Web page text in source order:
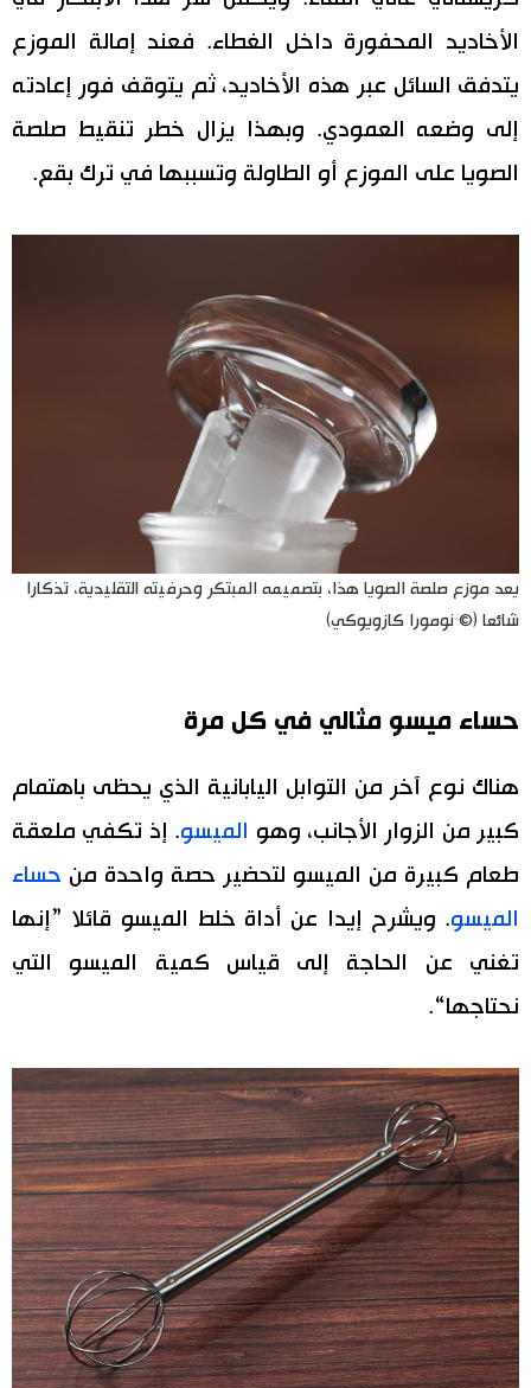
الأخاديد المحفورة داخل الغطاء. فعند إمالة الموزع
يتدفق السائل عبر هذه الأخاديد، ثم يتوقف فور إعادته
إلى وضعه العمودي. وبهذا يزال خطر تنقيط صلصة
الصويا على الموزع أو الطاولة وتسببها في ترك بقع.
يعد موزع صلصة الصويا هذا، بتصميمه المبتكر وحرفيته التقليدية، تذكارا
شائعا (© نومورا كازويوكي)
حساء ميسو مثالي في كل مرة
هناك نوع آخر من التوابل اليابانية الذي يحظى باهتمام
كبير من الزوار الأجانب، وهو الميسو. إذ تكفي ملعقة
طعام كبيرة من الميسو لتحضير حصة واحدة من حساء
الميسو. ويشرح إيدا عن أداة خلط الميسو قائلا ”إنها
تغني عن الحاجة إلى قياس كمية الميسو التي
نحتاجها“.